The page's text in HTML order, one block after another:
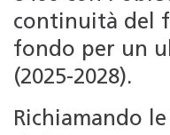
continuità del
fondo per un
(2025-2028).
Richiamando